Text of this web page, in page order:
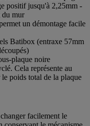
positif jusqu'à 2,25mm -
du mur
un démontage facile
Batibox (entraxe 57mm
plaque noire
Cela représente au
poids total de la plaque
facilement le